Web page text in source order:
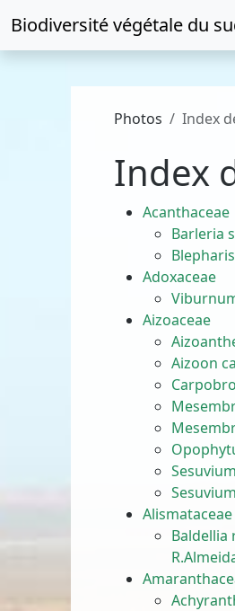
Biodiversité végétale du
Photos Index
Index
Acanthaceae
Barleria
Adoxaceae
Aizoaceae
Aizoon
Alismataceae
Baldellia